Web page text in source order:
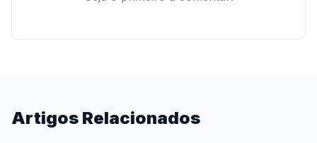
Artigos Relacionados